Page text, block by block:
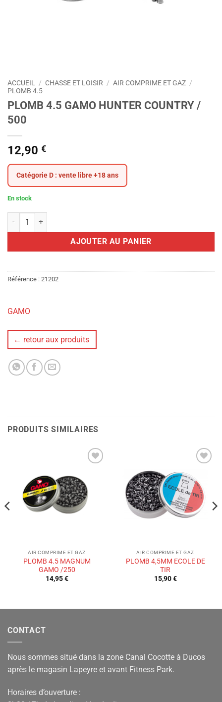
ACCUEIL / CHASSE ET LOISIR / AIR COMPRIME ET GAZ /
PLOMB 4.5
PLOMB 4.5 GAMO HUNTER COUNTRY /
500
12,90 €
Catégorie D : vente libre +18 ans
En stock
quantité de PLOMB 4.5 GAMO HUNTER COUNTRY / 500
AJOUTER AU PANIER
Référence : 21202
GAMO
← retour aux produits
PRODUITS SIMILAIRES
à la liste
de
souhaits
AIR COMPRIME ET GAZ
PLOMB 4.5 MAGNUM
GAMO /250
14,95€
à la liste
de
souhaits
AIR COMPRIME ET GAZ
PLOMB 4,5MM ECOLE DE
TIR
15,90€
CONTACT
Nous sommes situé dans la zone Canal Cocotte à Ducos
après le magasin Lapeyre et avant Fitness Park.
Horaires d’ouverture :